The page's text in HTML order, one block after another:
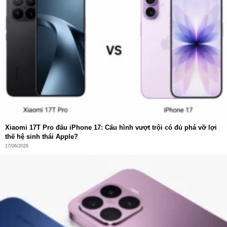
Với cấu hình này, từ việc chơi các tựa game nặng, chỉnh
sửa video 4K, đến công việc đa tác vụ đều trở nên dễ
dàng. Đây thực sự là một “cỗ máy chiến” thu nhỏ trong
Camera 50MP – Hệ thống nhiếp ảnh chuyên
Ở mặt sau, Xiaomi 17 Pro Max được trang bị
3 camera
50MP, trong đó có:
Camera chính 50MP
Camera tiềm vọng hỗ trợ zoom quang 5X
Camera góc rộng 50MP
Đặc biệt, với màn hình phụ ở lưng máy, người dùng có thể
sử dụng
camera sau để selfie, cho chất lượng hình ảnh
vượt trội hơn hẳn so với camera trước truyền thống. Đây là
Xiaomi 17T Pro đấu iPhone 17: Cấu hình vượt trội có đủ phá vỡ lợi
thế hệ sinh thái Apple?
17/06/2026